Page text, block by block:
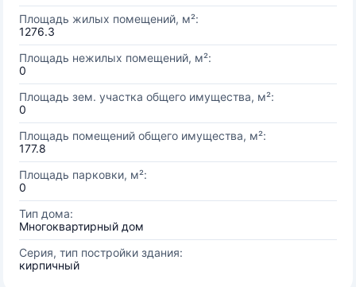
Площадь жилых помещений, м²:
1276.3
Площадь нежилых помещений, м²:
0
Площадь зем. участка общего имущества, м²:
0
Площадь помещений общего имущества, м²:
177.8
Площадь парковки, м²:
0
Тип дома:
Многоквартирный дом
Серия, тип постройки здания:
кирпичный